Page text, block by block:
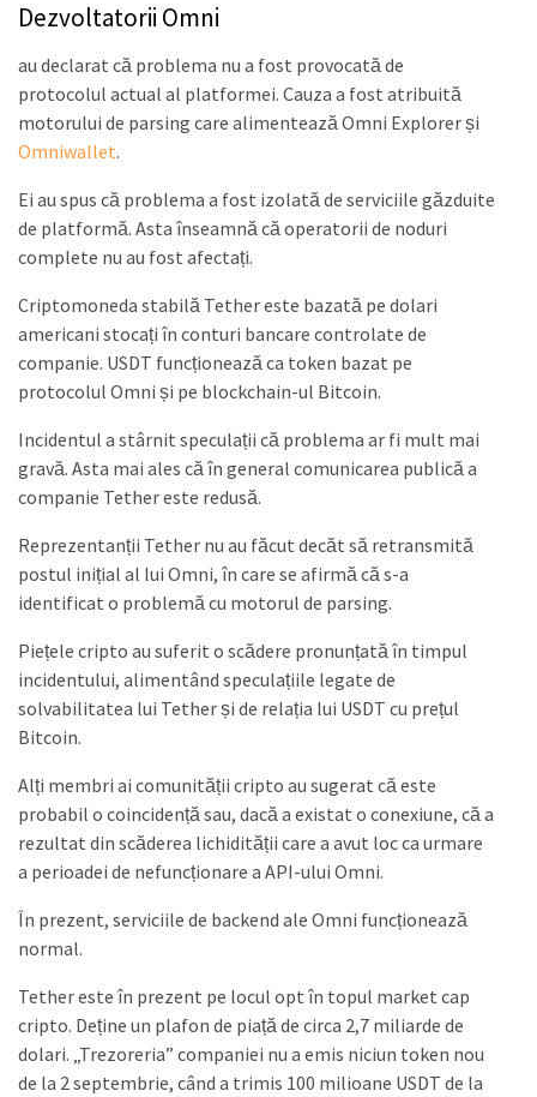
Dezvoltatorii Omni
au declarat că problema nu a fost provocată de
protocolul actual al platformei. Cauza a fost atribuită
motorului de parsing care alimentează Omni Explorer și
Omniwallet.
Ei au spus că problema a fost izolată de serviciile găzduite
de platformă. Asta înseamnă că operatorii de noduri
complete nu au fost afectați.
Criptomoneda stabilă Tether este bazată pe dolari
americani stocați în conturi bancare controlate de
companie. USDT funcționează ca token bazat pe
protocolul Omni și pe blockchain-ul Bitcoin.
Incidentul a stârnit speculații că problema ar fi mult mai
gravă. Asta mai ales că în general comunicarea publică a
companie Tether este redusă.
Reprezentanții Tether nu au făcut decăt să retransmită
postul inițial al lui Omni, în care se afirmă că s-a
identificat o problemă cu motorul de parsing.
Piețele cripto au suferit o scădere pronunțată în timpul
incidentului, alimentând speculațiile legate de
solvabilitatea lui Tether și de relația lui USDT cu prețul
Bitcoin.
Alți membri ai comunității cripto au sugerat că este
probabil o coincidență sau, dacă a existat o conexiune, că a
rezultat din scăderea lichidității care a avut loc ca urmare
a perioadei de nefuncționare a API-ului Omni.
În prezent, serviciile de backend ale Omni funcționează
normal.
Tether este în prezent pe locul opt în topul market cap
cripto. Deține un plafon de piață de circa 2,7 miliarde de
dolari. „Trezoreria” companiei nu a emis niciun token nou
de la 2 septembrie, când a trimis 100 milioane USDT de la